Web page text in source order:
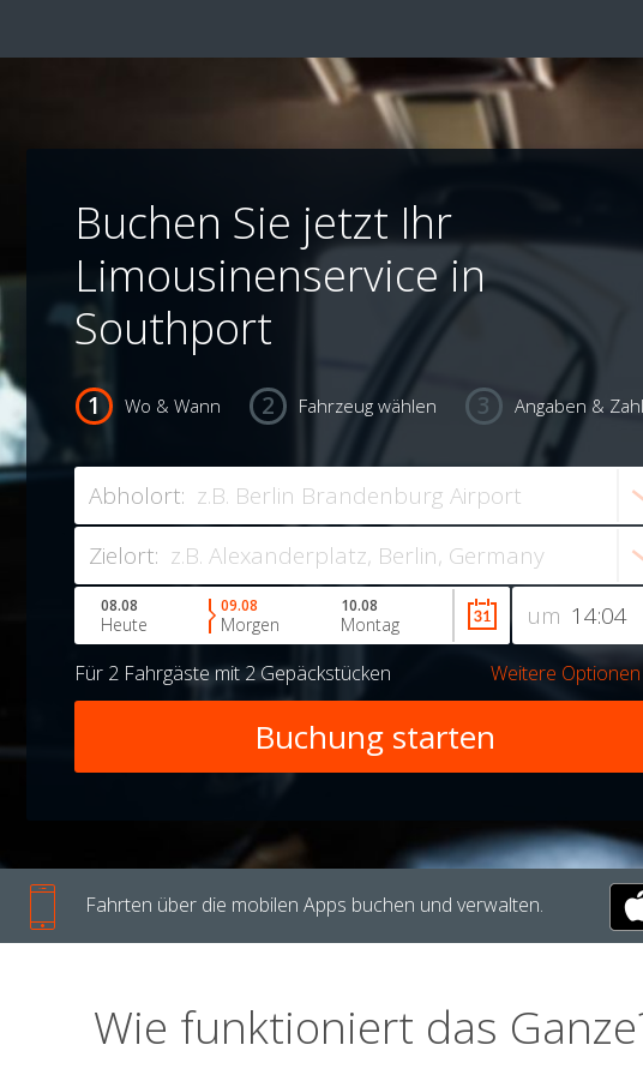
Buchen Sie jetzt Ihr
Limousinenservice in
Southport
Wo & Wann Fahrzeug wählen Angaben &
Abholort:
Zielort:
um
08.08
Heute
09.08
Morgen
10.08
Montag
Für 2 Fahrgästemit 2 Gepäckstücken Weitere Optionen
Fahrten über die mobilen Apps buchen und verwalten.
Wie funktioniert das